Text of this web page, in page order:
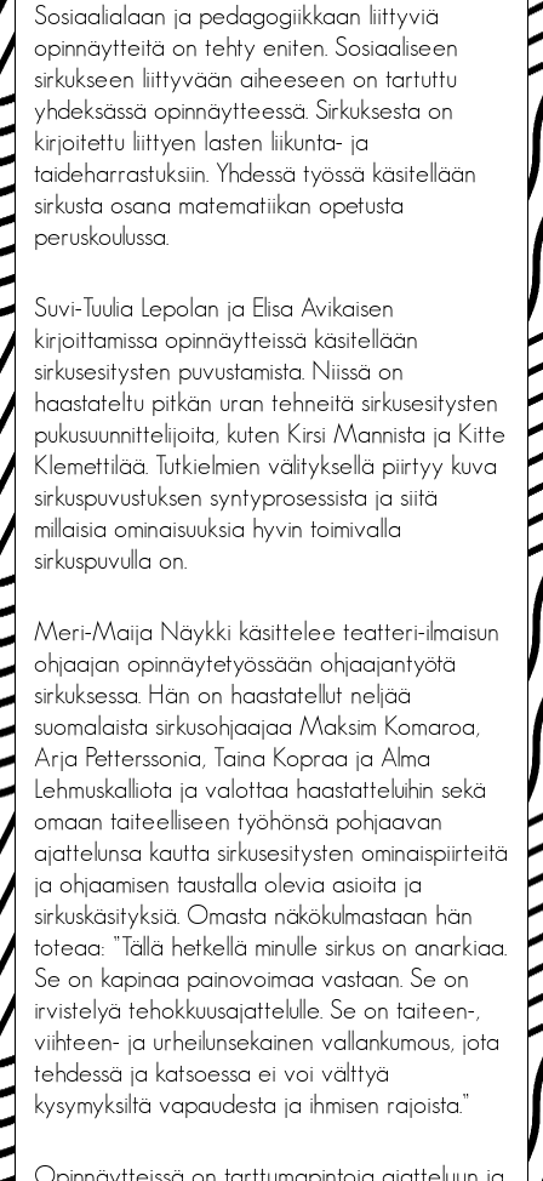
Sosiaalialaan ja pedagogiikkaan liittyviä
opinnäytteitä on tehty eniten. Sosiaaliseen
sirkukseen liittyvään aiheeseen on tartuttu
yhdeksässä opinnäytteessä. Sirkuksesta on
kirjoitettu liittyen lasten liikunta- ja
taideharrastuksiin. Yhdessä työssä käsitellään
sirkusta osana matematiikan opetusta
peruskoulussa.
Suvi-Tuulia Lepolan ja Elisa Avikaisen
kirjoittamissa opinnäytteissä käsitellään
sirkusesitysten puvustamista. Niissä on
haastateltu pitkän uran tehneitä sirkusesitysten
pukusuunnittelijoita, kuten Kirsi Mannista ja Kitte
Klemettilää. Tutkielmien välityksellä piirtyy kuva
sirkuspuvustuksen syntyprosessista ja siitä
millaisia ominaisuuksia hyvin toimivalla
sirkuspuvulla on.
Meri-Maija Näykki käsittelee teatteri-ilmaisun
ohjaajan opinnäytetyössään ohjaajantyötä
sirkuksessa. Hän on haastatellut neljää
suomalaista sirkusohjaajaa Maksim Komaroa,
Arja Petterssonia, Taina Kopraa ja Alma
Lehmuskalliota ja valottaa haastatteluihin sekä
omaan taiteelliseen työhönsä pohjaavan
ajattelunsa kautta sirkusesitysten ominaispiirteitä
ja ohjaamisen taustalla olevia asioita ja
sirkuskäsityksiä. Omasta näkökulmastaan hän
toteaa: ”Tällä hetkellä minulle sirkus on anarkiaa.
Se on kapinaa painovoimaa vastaan. Se on
irvistelyä tehokkuusajattelulle. Se on taiteen-,
viihteen- ja urheilunsekainen vallankumous, jota
tehdessä ja katsoessa ei voi välttyä
kysymyksiltä vapaudesta ja ihmisen rajoista.”
Opinnäytteissä on tarttumapintoja ajatteluun ja